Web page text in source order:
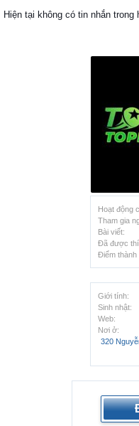
Hoạt động
Tham gia
Bài viết:
Đã được
Điểm thành
Giới tính:
Sinh nhật:
Web:
Nơi ở:
320
Hiện tại không có tin nhắn trong